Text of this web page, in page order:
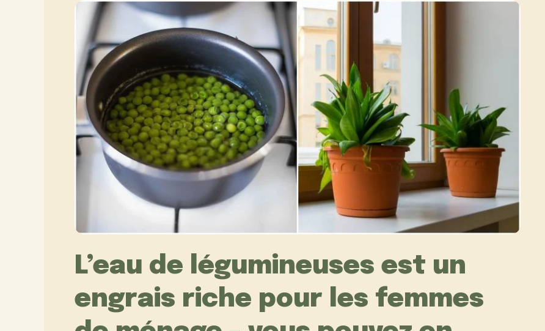
L’eau de légumineuses est un
engrais riche pour les femmes